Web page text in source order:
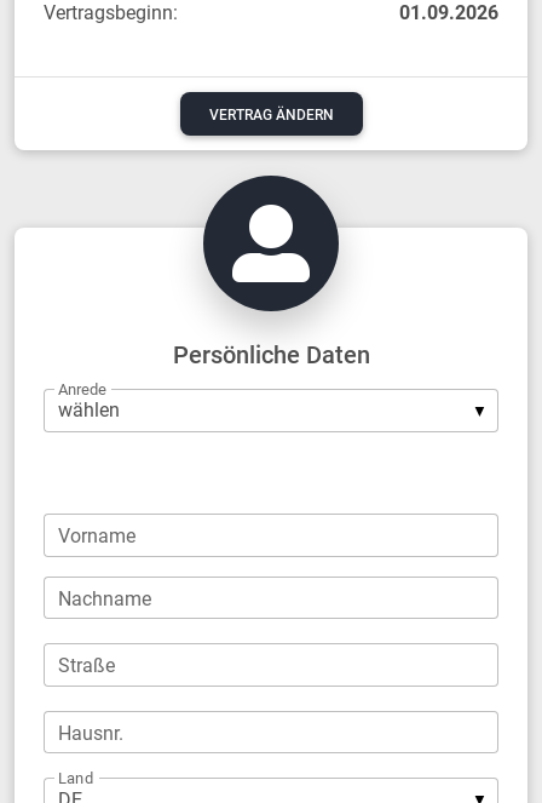
Vertragsbeginn: 01.09.2026
VERTRAG ÄNDERN
Persönliche Daten
Anrede
Vorname
Nachname
Straße
Hausnr.
Land